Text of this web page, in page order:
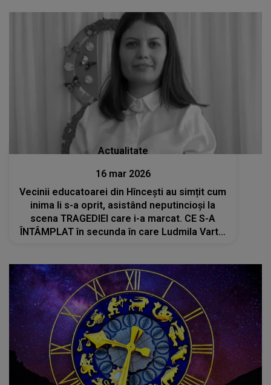
Actualitate
16 mar 2026
Vecinii educatoarei din Hîncești au simțit cum
inima li s-a oprit, asistând neputincioși la
scena TRAGEDIEI care i-a marcat. CE S-A
ÎNTÂMPLAT în secunda în care Ludmila Vartic